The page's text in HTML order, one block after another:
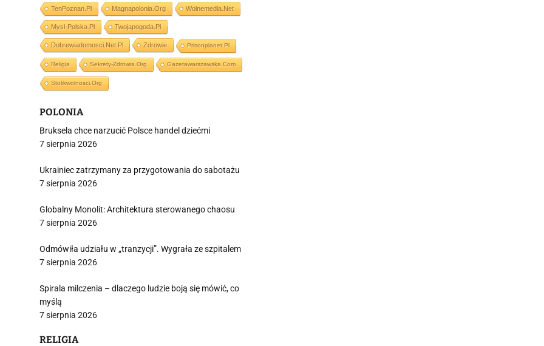
TenPoznan.pl Magnapolonia.org Wolnemedia.net
Mysl-Polska.pl Twojapogoda.pl
Dobrewiadomosci.net.pl Zdrowie Prisonplanet.pl
Religia Sekrety-Zdrowia.org Gazetawarszawska.com
Stolikwolnosci.org
POLONIA
Bruksela chce narzucić Polsce handel dziećmi
7 sierpnia 2026
Ukrainiec zatrzymany za przygotowania do sabotażu
7 sierpnia 2026
Globalny Monolit: Architektura sterowanego chaosu
7 sierpnia 2026
Odmówiła udziału w „tranzycji”. Wygrała ze szpitalem
7 sierpnia 2026
Spirala milczenia – dlaczego ludzie boją się mówić, co
myślą
7 sierpnia 2026
RELIGIA